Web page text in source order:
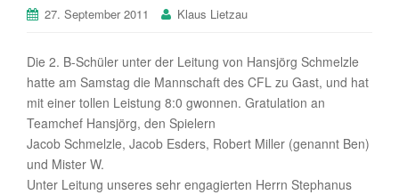
a
o
27. September 2011 Klaus Lietzau
Die 2. B-Schüler unter der Leitung von Hansjörg Schmelzle
hatte am Samstag die Mannschaft des CFL zu Gast, und hat
mit einer tollen Leistung 8:0 gwonnen. Gratulation an
Teamchef Hansjörg, den Spielern
Jacob Schmelzle, Jacob Esders, Robert Miller (genannt Ben)
und Mister W.
Unter Leitung unseres sehr engagierten Herrn Stephanus